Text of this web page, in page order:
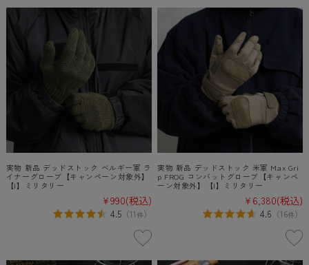
実物 新品 デッドストック ベルギー軍 ラ
イナーグローブ【キャンペーン対象外】
【I】ミリタリー
¥990(税込)
4.5（11件）
実物 新品 デッドストック 米軍 Max Gri
p FROG コンバットグローブ【キャンペ
ーン対象外】【I】ミリタリー
¥6,380(税込)
4.6 （16件）